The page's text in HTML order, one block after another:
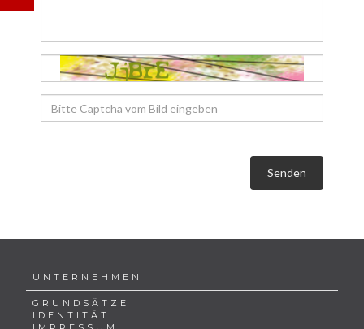
Senden
UNTERNEHMEN
GRUNDSÄTZE
IDENTITÄT